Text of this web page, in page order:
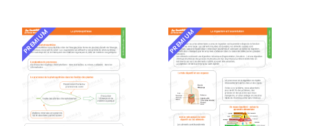
PREMIUM PREMIUM